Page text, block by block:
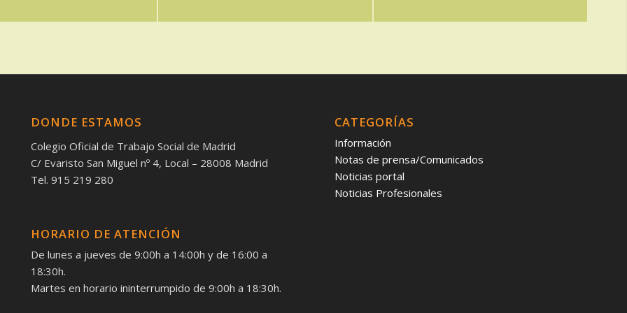
DONDE ESTAMOS
Colegio Oficial de Trabajo Social de Madrid
C/ Evaristo San Miguel nº 4, Local – 28008 Madrid
Tel. 915 219 280
HORARIO DE ATENCIÓN
De lunes a jueves de 9:00h a 14:00h y de 16:00 a
18:30h.
Martes en horario ininterrumpido de 9:00h a 18:30h.
CATEGORÍAS
Información
Notas de prensa/Comunicados
Noticias portal
Noticias Profesionales